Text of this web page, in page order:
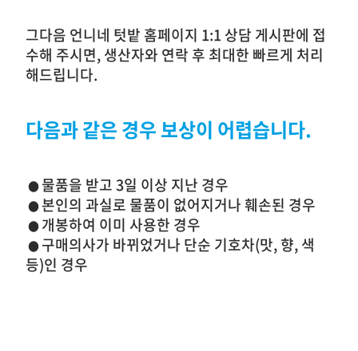
그다음 언니네 텃밭 홈페이지 1:1 상담 게시판에 접
수해 주시면, 생산자와 연락 후 최대한 빠르게 처리
해드립니다.
다음과 같은 경우 보상이 어렵습니다.
● 물품을 받고 3일 이상 지난 경우
●본인의 과실로 물품이 없어지거나 훼손된 경우
● 개봉하여 이미 사용한 경우
● 구매의사가 바뀌었거나 단순 기호차(맛, 향, 색
등)인 경우